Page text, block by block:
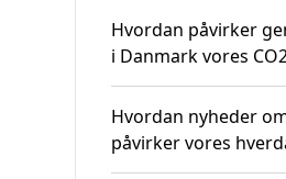
Hvordan påvirker
i Danmark vores
Hvordan nyheder
påvirker vores